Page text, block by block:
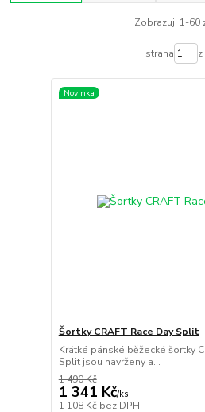
Zobrazuji 1-60
strana z
Novinka
Šortky CRAFT Race Day Split
Krátké pánské běžecké šortky
Split jsou navrženy a...
1 490 Kč
1 341 Kč/ks
1 108 Kč bez DPH